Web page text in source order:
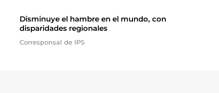
Disminuye el hambre en el mundo, con
disparidades regionales
Corresponsal de IPS